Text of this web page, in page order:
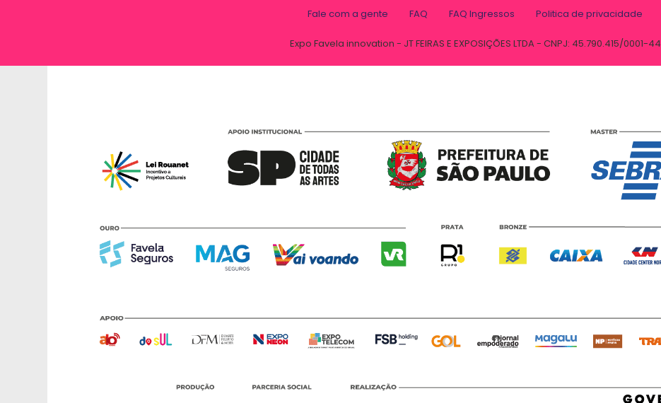
Fale com a gente FAQ FAQ Ingressos Politica de privacidade
Expo Favela innovation - JT FEIRAS E EXPOSIÇÕES LTDA - CNPJ: 45.790.415/0001-44